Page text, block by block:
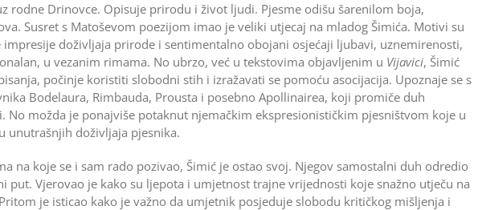
rodne Drinovce. Opisuje prirodu i život ljudi. Pjesme odišu šarenilom boja,
Susret s Matoševom poezijom imao je veliki utjecaj na mladog Šimića. Motivi su
impresije doživljaja prirode i sentimentalno obojani osjećaji ljubavi, uznemirenosti,
u vezanim rimama. No ubrzo, već u tekstovima objavljenim u Vijavici, Šimić
počinje koristiti slobodni stih i izražavati se pomoću asocijacija. Upoznaje se s
Bodelaura, Rimbauda, Prousta i posebno Apollinairea, koji promiče duh
No možda je ponajviše potaknut njemačkim ekspresionističkim pjesništvom koje u
unutrašnjih doživljaja pjesnika.
na koje se i sam rado pozivao, Šimić je ostao svoj. Njegov samostalni duh odredio
put. Vjerovao je kako su ljepota i umjetnost trajne vrijednosti koje snažno utječu na
je isticao kako je važno da umjetnik posjeduje slobodu kritičkog mišljenja i